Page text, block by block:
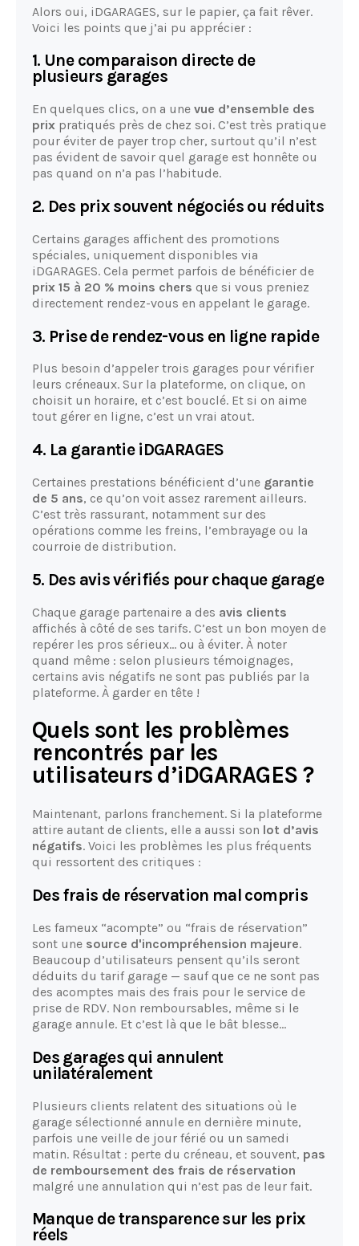
Alors oui, iDGARAGES, sur le papier, ça fait rêver.
Voici les points que j’ai pu apprécier :
1. Une comparaison directe de
plusieurs garages
En quelques clics, on a une vue d’ensemble des
prix pratiqués près de chez soi. C’est très pratique
pour éviter de payer trop cher, surtout qu’il n’est
pas évident de savoir quel garage est honnête ou
pas quand on n’a pas l’habitude.
2. Des prix souvent négociés ou réduits
Certains garages affichent des promotions
spéciales, uniquement disponibles via
iDGARAGES. Cela permet parfois de bénéficier de
prix 15 à 20 % moins chers que si vous preniez
directement rendez-vous en appelant le garage.
3. Prise de rendez-vous en ligne rapide
Plus besoin d’appeler trois garages pour vérifier
leurs créneaux. Sur la plateforme, on clique, on
choisit un horaire, et c’est bouclé. Et si on aime
tout gérer en ligne, c’est un vrai atout.
4. La garantie iDGARAGES
Certaines prestations bénéficient d’une garantie
de 5 ans, ce qu’on voit assez rarement ailleurs.
C’est très rassurant, notamment sur des
opérations comme les freins, l’embrayage ou la
courroie de distribution.
5. Des avis vérifiés pour chaque garage
Chaque garage partenaire a des avis clients
affichés à côté de ses tarifs. C’est un bon moyen de
repérer les pros sérieux... ou à éviter. À noter
quand même : selon plusieurs témoignages,
certains avis négatifs ne sont pas publiés par la
plateforme. À garder en tête !
Quels sont les problèmes
rencontrés par les
utilisateurs d’iDGARAGES ?
Maintenant, parlons franchement. Si la plateforme
attire autant de clients, elle a aussi son lot d’avis
négatifs. Voici les problèmes les plus fréquents
qui ressortent des critiques :
Des frais de réservation mal compris
Les fameux “acompte” ou “frais de réservation”
sont une source d'incompréhension majeure.
Beaucoup d’utilisateurs pensent qu’ils seront
déduits du tarif garage — sauf que ce ne sont pas
des acomptes mais des frais pour le service de
prise de RDV. Non remboursables, même si le
garage annule. Et c’est là que le bât blesse...
Des garages qui annulent
unilatéralement
Plusieurs clients relatent des situations où le
garage sélectionné annule en dernière minute,
parfois une veille de jour férié ou un samedi
matin. Résultat : perte du créneau, et souvent, pas
de remboursement des frais de réservation
malgré une annulation qui n’est pas de leur fait.
Manque de transparence sur les prix
réels